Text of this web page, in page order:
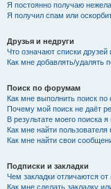
Я постоянно получаю
Я получил спам или
Друзья и недруги
Что означают списки друзей
Как мне добавлять/удалять
Поиск по форумам
Как мне выполнить поиск
Почему мой поиск не даёт
В результате моего поиска
Как мне найти
Как мне найти свои
Подписки и закладки
Чем закладки отличаются от
Как мне сделать закладку